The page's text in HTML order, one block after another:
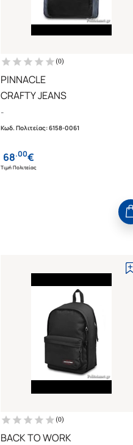
(0)
PINNACLE
CRAFTY JEANS
-
Κωδ. Πολιτείας:6158-0061
68.00€
Τιμή Πολιτείας
(0)
BACK TO WORK